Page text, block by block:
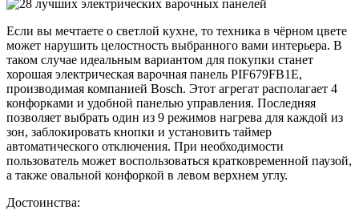
Если вы мечтаете о светлой кухне, то техника в чёрном цвете
может нарушить целостность выбранного вами интерьера. В
таком случае идеальным вариантом для покупки станет
хорошая электрическая варочная панель PIF679FB1E,
производимая компанией Bosch. Этот агрегат располагает 4
конфорками и удобной панелью управления. Последняя
позволяет выбрать один из 9 режимов нагрева для каждой из
зон, заблокировать кнопки и установить таймер
автоматического отключения. При необходимости
пользователь может воспользоваться кратковременной паузой,
а также овальной конфоркой в левом верхнем углу.
Достоинства: